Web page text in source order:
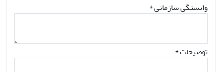
وابستگی سازمانی *
توضیحات *